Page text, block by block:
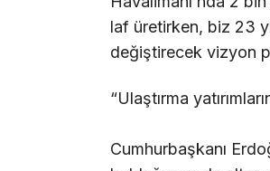
laf üretirken, biz 23
değiştirecek vizyon
“Ulaştırma
Cumhurbaşkanı